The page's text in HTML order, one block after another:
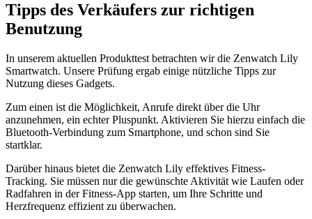
Tipps des Verkäufers zur richtigen
Benutzung
In unserem aktuellen Produkttest betrachten wir die Zenwatch Lily
Smartwatch. Unsere Prüfung ergab einige nützliche Tipps zur
Nutzung dieses Gadgets.
Zum einen ist die Möglichkeit, Anrufe direkt über die Uhr
anzunehmen, ein echter Pluspunkt. Aktivieren Sie hierzu einfach die
Bluetooth-Verbindung zum Smartphone, und schon sind Sie
startklar.
Darüber hinaus bietet die Zenwatch Lily effektives Fitness-
Tracking. Sie müssen nur die gewünschte Aktivität wie Laufen oder
Radfahren in der Fitness-App starten, um Ihre Schritte und
Herzfrequenz effizient zu überwachen.